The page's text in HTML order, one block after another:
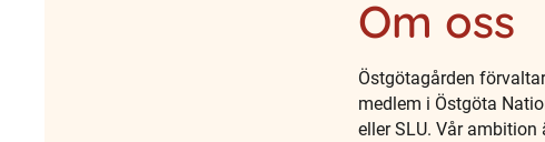
Om oss
Östgötagården
medlem i Östgöta
eller SLU. Vår